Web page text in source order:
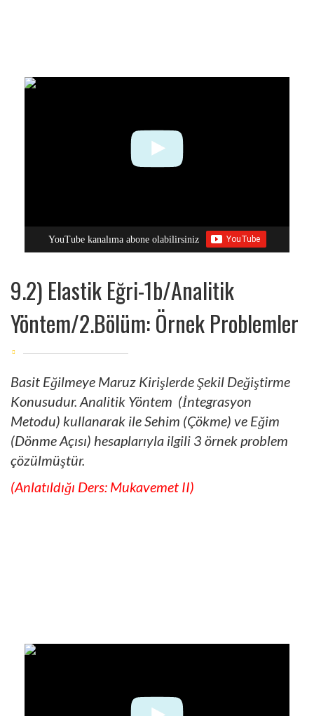
YouTube kanalıma abone olabilirsiniz
9.2) Elastik Eğri-1b/Analitik
Yöntem/2.Bölüm: Örnek Problemler
Basit Eğilmeye Maruz Kirişlerde Şekil Değiştirme
Konusudur. Analitik Yöntem (İntegrasyon
Metodu) kullanarak ile Sehim (Çökme) ve Eğim
(Dönme Açısı) hesaplarıyla ilgili 3 örnek problem
çözülmüştür.
(Anlatıldığı Ders: Mukavemet II)